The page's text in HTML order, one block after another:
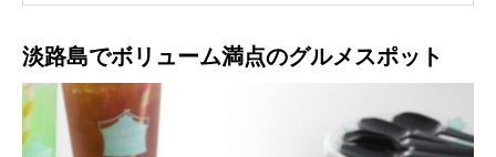
淡路島でボリューム満点のグルメスポット